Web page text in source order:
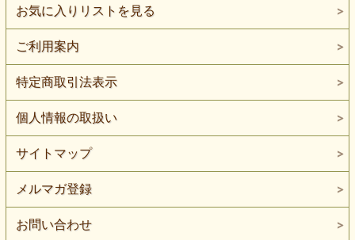
お気に入りリストを見る
ご利用案内
特定商取引法表示
個人情報の取扱い
サイトマップ
メルマガ登録
お問い合わせ